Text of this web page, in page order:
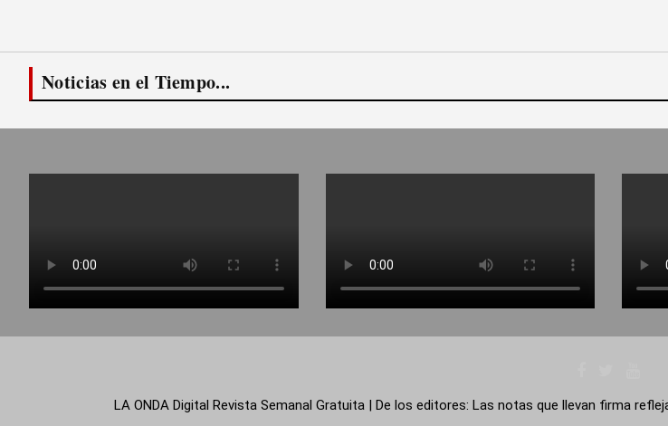
Noticias en el Tiempo...
LA ONDA Digital Revista Semanal Gratuita | De los editores: Las notas que llevan firma